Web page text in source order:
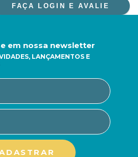
FAÇA LOGIN E AVALIE
em nossa newsletter
LANÇAMENTOS E